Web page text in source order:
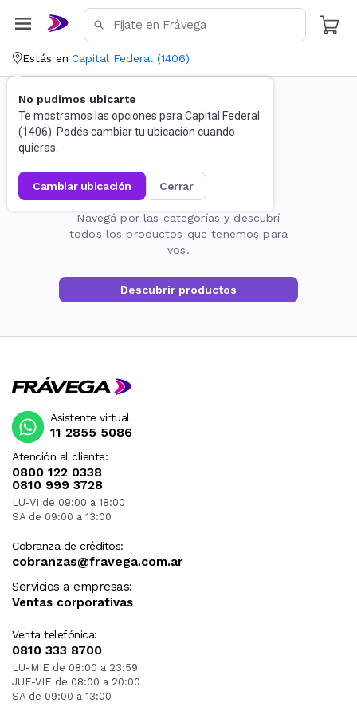
Estás en Capital Federal (1406)
No pudimos ubicarte
Te mostramos las opciones para Capital Federal
(1406). Podés cambiar tu ubicación cuando
quieras.
cambiar ubicación cerrar
La página no existe
Navegá por las categorías y descubrí
todos los productos que tenemos para
vos.
Descubrir productos
Atención al cliente:
0800 122 0338
0810 999 3728
LU-VI de 09:00 a 18:00
SA de 09:00 a 13:00
Cobranza de créditos:
cobranzas@fravega.com.ar
Servicios a empresas:
Ventas corporativas
Venta telefónica:
0810 333 8700
LU-MIE de 08:00 a 23:59
JUE-VIE de 08:00 a 20:00
SA de 09:00 a 13:00
Asistente virtual
11 2855 5086